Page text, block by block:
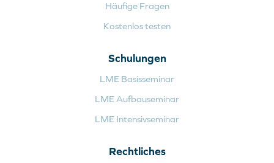
Häufige Fragen
Kostenlos testen
Schulungen
LME Basisseminar
LME Aufbauseminar
LME Intensivseminar
Rechtliches